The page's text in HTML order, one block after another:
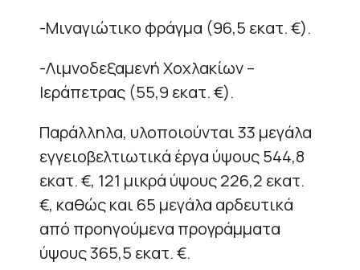
-Μιναγιώτικο φράγμα (96,5 εκατ. €).
-Λιμνοδεξαμενή Χοχλακίων –
Ιεράπετρας (55,9 εκατ. €).
Παράλληλα, υλοποιούνται 33 μεγάλα
εγγειοβελτιωτικά έργα ύψους 544,8
εκατ. €, 121 μικρά ύψους 226,2 εκατ.
€, καθώς και 65 μεγάλα αρδευτικά
από προηγούμενα προγράμματα
ύψους 365,5 εκατ. €.